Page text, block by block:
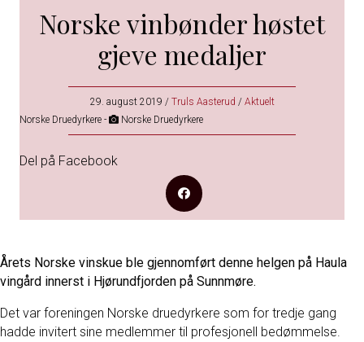
Norske vinbønder høstet
gjeve medaljer
29. august 2019 / Truls Aasterud / Aktuelt
Norske Druedyrkere -
Norske Druedyrkere
Del på Facebook
Årets Norske vinskue ble gjennomført denne helgen på Haula
vingård innerst i Hjørundfjorden på Sunnmøre.
Det var foreningen Norske druedyrkere som for tredje gang
hadde invitert sine medlemmer til profesjonell bedømmelse.